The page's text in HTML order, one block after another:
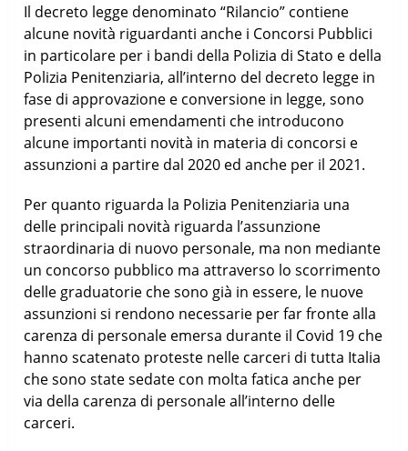
Il decreto legge denominato “Rilancio” contiene
alcune novità riguardanti anche i Concorsi Pubblici
in particolare per i bandi della Polizia di Stato e della
Polizia Penitenziaria, all’interno del decreto legge in
fase di approvazione e conversione in legge, sono
presenti alcuni emendamenti che introducono
alcune importanti novità in materia di concorsi e
assunzioni a partire dal 2020 ed anche per il 2021.
Per quanto riguarda la Polizia Penitenziaria una
delle principali novità riguarda l’assunzione
straordinaria di nuovo personale, ma non mediante
un concorso pubblico ma attraverso lo scorrimento
delle graduatorie che sono già in essere, le nuove
assunzioni si rendono necessarie per far fronte alla
carenza di personale emersa durante il Covid 19 che
hanno scatenato proteste nelle carceri di tutta Italia
che sono state sedate con molta fatica anche per
via della carenza di personale all’interno delle
carceri.